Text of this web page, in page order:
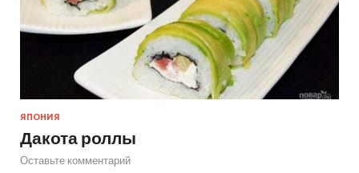
ЯПОНИЯ
Дакота роллы
Оставьте комментарий